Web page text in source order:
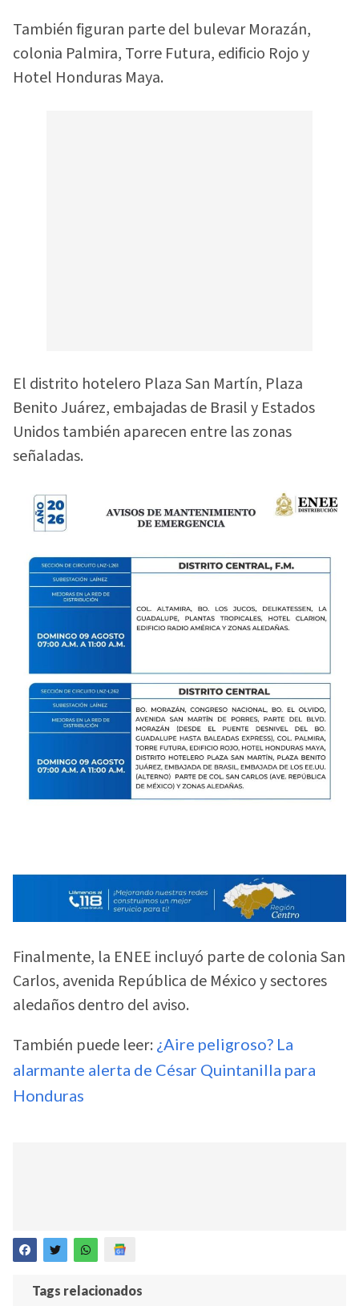
También figuran parte del bulevar Morazán,
colonia Palmira, Torre Futura, edificio Rojo y
Hotel Honduras Maya.
El distrito hotelero Plaza San Martín, Plaza
Benito Juárez, embajadas de Brasil y Estados
Unidos también aparecen entre las zonas
señaladas.
Finalmente, la ENEE incluyó parte de colonia San
Carlos, avenida República de México y sectores
aledaños dentro del aviso.
También puede leer: ¿Aire peligroso? La
alarmante alerta de César Quintanilla para
Honduras
Tags relacionados